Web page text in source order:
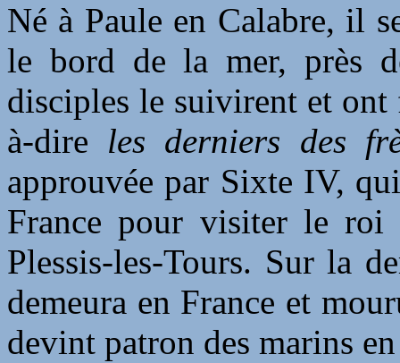
Né à Paule en Calabre, il
le bord de la mer, près
disciples le suivirent et
à-dire les derniers des
approuvée par Sixte IV,
France pour visiter le
Plessis-les-Tours. Sur la
demeura en France et
devint patron des marins